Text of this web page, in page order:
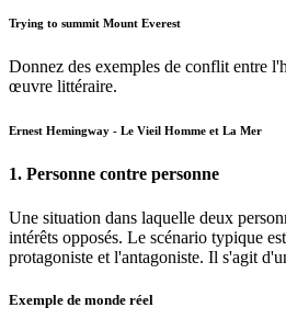
Trying to summit Mount Everest
Donnez des exemples de conflit entre
œuvre littéraire.
Ernest Hemingway - Le Vieil Homme et La Mer
1. Personne contre personne
Une situation dans laquelle deux
intérêts opposés. Le scénario typique
protagoniste et l'antagoniste. Il s'agit
Exemple de monde réel